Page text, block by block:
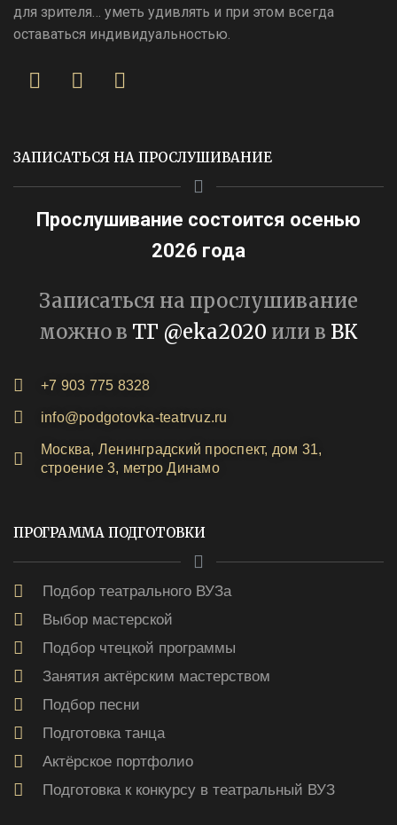
для зрителя… уметь удивлять и при этом всегда
оставаться индивидуальностью.
ЗАПИСАТЬСЯ НА ПРОСЛУШИВАНИЕ
Прослушивание состоится осенью
2026 года
Записаться на прослушивание
можно в ТГ @eka2020 или в ВК
+7 903 775 8328
info@podgotovka-teatrvuz.ru
Москва, Ленинградский проспект, дом 31,
строение 3, метро Динамо
ПРОГРАММА ПОДГОТОВКИ
Подбор театрального ВУЗа
Выбор мастерской
Подбор чтецкой программы
Занятия актёрским мастерством
Подбор песни
Подготовка танца
Актёрское портфолио
Подготовка к конкурсу в театральный ВУЗ